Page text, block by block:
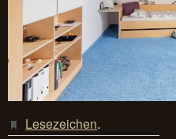
Lesezeichen.